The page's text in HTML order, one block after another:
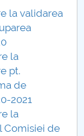
la validarea
la
pt.
de
2021
la
Comisiei de